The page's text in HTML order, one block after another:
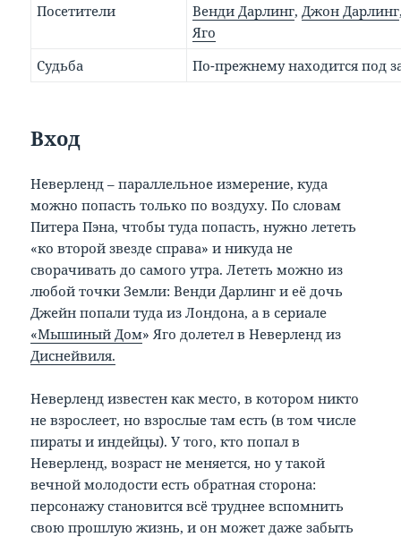
Посетители
Венди Дарлинг, Джон Дарлинг
Яго
Судьба
По-прежнему находится под
Вход
Неверленд – параллельное измерение, куда
можно попасть только по воздуху. По словам
Питера Пэна, чтобы туда попасть, нужно лететь
«ко второй звезде справа» и никуда не
сворачивать до самого утра. Лететь можно из
любой точки Земли: Венди Дарлинг и её дочь
Джейн попали туда из Лондона, а в сериале
«Мышиный Дом» Яго долетел в Неверленд из
Диснейвиля.
Неверленд известен как место, в котором никто
не взрослеет, но взрослые там есть (в том числе
пираты и индейцы). У того, кто попал в
Неверленд, возраст не меняется, но у такой
вечной молодости есть обратная сторона:
персонажу становится всё труднее вспомнить
свою прошлую жизнь, и он может даже забыть